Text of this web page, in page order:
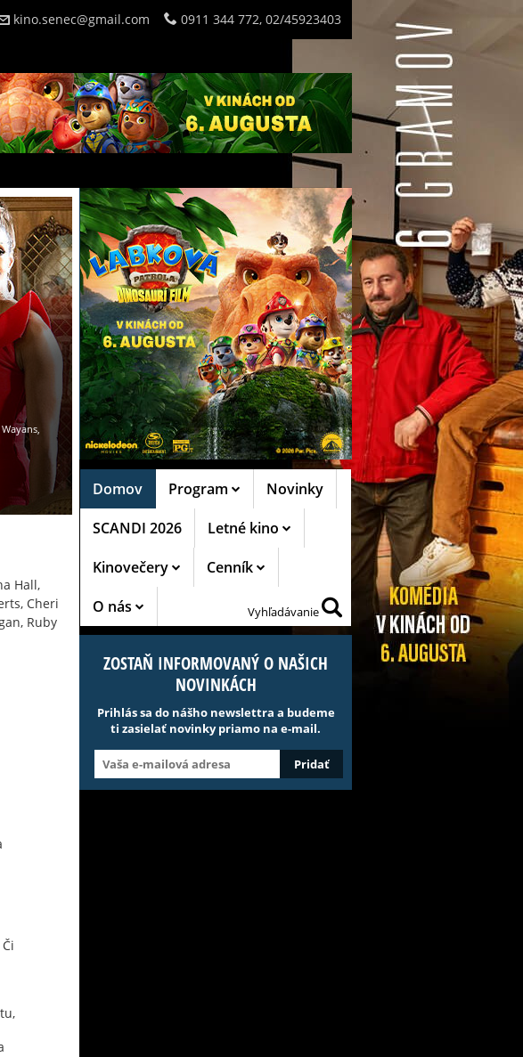
kino.senec@gmail.com 0911 344 772, 02/45923403
Hall,
Cheri
Ruby
Domov Program
Novinky
SCANDI 2026
Letné kino
Kinovečery
Cenník
O nás
Vyhľadávanie
ZOSTAŇ INFORMOVANÝ O NAŠICH
NOVINKÁCH
Prihlás sa do nášho newslettra a budeme
ti zasielať novinky priamo na e-mail.